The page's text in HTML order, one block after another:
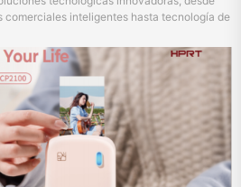
comerciales inteligentes hasta tecnología de
sea más emocionante, está impulsando
digital de la industria, ciudad por